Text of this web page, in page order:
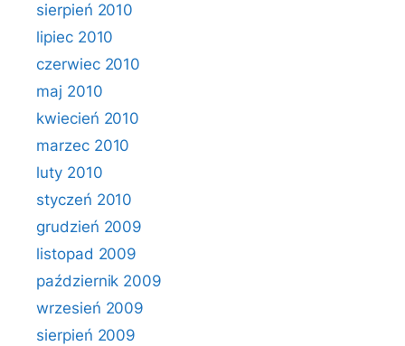
sierpień 2010
lipiec 2010
czerwiec 2010
maj 2010
kwiecień 2010
marzec 2010
luty 2010
styczeń 2010
grudzień 2009
listopad 2009
październik 2009
wrzesień 2009
sierpień 2009